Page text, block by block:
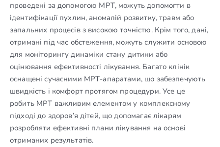
проведені за допомогою МРТ, можуть допомогти в
ідентифікації пухлин, аномалій розвитку, травм або
запальних процесів з високою точністю. Крім того, дані,
отримані під час обстеження, можуть служити основою
для моніторингу динаміки стану дитини або
оцінювання ефективності лікування. Багато клінік
оснащені сучасними МРТ-апаратами, що забезпечують
швидкість і комфорт протягом процедури. Усе це
робить МРТ важливим елементом у комплексному
підході до здоров’я дітей, що допомагає лікарям
розробляти ефективні плани лікування на основі
отриманих результатів.